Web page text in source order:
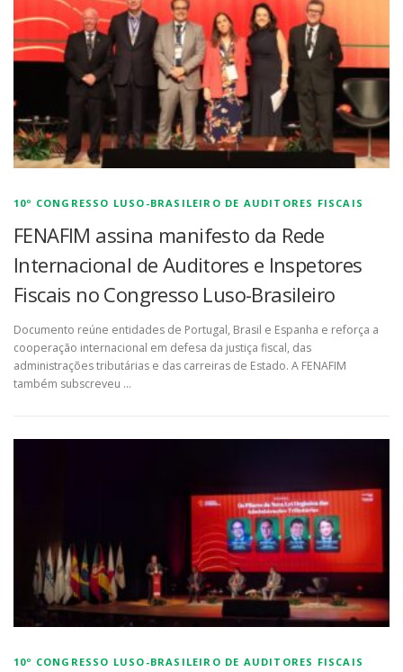
10º CONGRESSO LUSO-BRASILEIRO DE AUDITORES FISCAIS
FENAFIM assina manifesto da Rede
Internacional de Auditores e Inspetores
Fiscais no Congresso Luso-Brasileiro
Documento reúne entidades de Portugal, Brasil e Espanha e reforça a
cooperação internacional em defesa da justiça fiscal, das
administrações tributárias e das carreiras de Estado. A FENAFIM
também subscreveu …
10º CONGRESSO LUSO-BRASILEIRO DE AUDITORES FISCAIS